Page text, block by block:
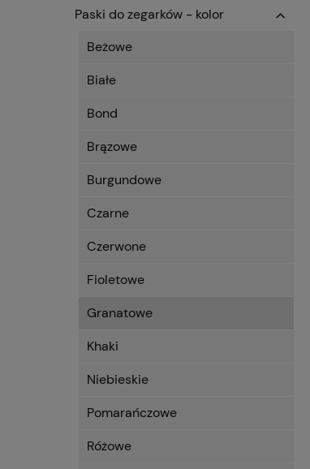
Paski do zegarków - kolor
Beżowe
Białe
Bond
Brązowe
Burgundowe
Czarne
Czerwone
Fioletowe
Granatowe
Khaki
Niebieskie
Pomarańczowe
Różowe